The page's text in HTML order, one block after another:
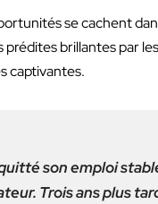
se cachent
brillantes par
captivantes.
son emploi
Trois ans plus